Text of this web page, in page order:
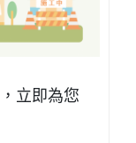
，立即為您